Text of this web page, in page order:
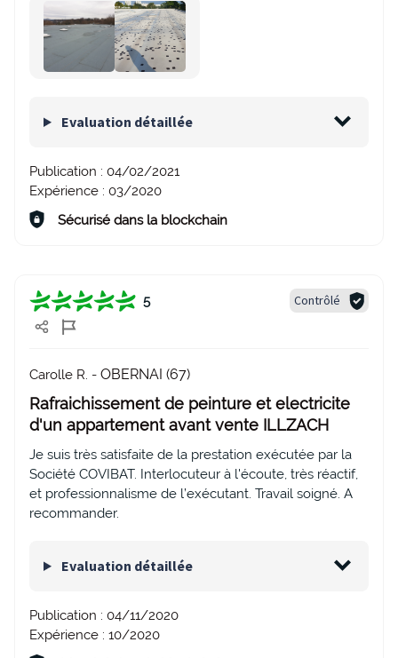
Evaluation détaillée
Publication : 04/02/2021
Expérience : 03/2020
Sécurisé dans la blockchain
5 Contrôlé
Carolle R. - OBERNAI (67)
Rafraichissement de peinture et electricite
d'un appartement avant vente ILLZACH
Je suis très satisfaite de la prestation exécutée par la
Société COVIBAT. Interlocuteur à l'écoute, très réactif,
et professionnalisme de l’exécutant. Travail soigné. A
recommander.
Evaluation détaillée
Publication : 04/11/2020
Expérience : 10/2020